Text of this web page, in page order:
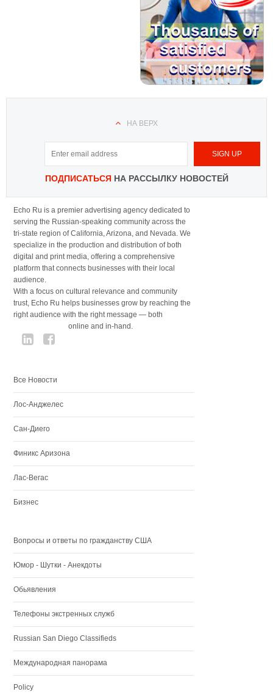
НА ВЕРХ
ПОДПИСАТЬСЯНА РАССЫЛКУ НОВОСТЕЙ
Echo Ru is a premier advertising agency dedicated to
serving the Russian-speaking community across the
tri-state region of California, Arizona, and Nevada. We
specialize in the production and distribution of both
digital and print media, offering a comprehensive
platform that connects businesses with their local
audience.
With a focus on cultural relevance and community
trust, Echo Ru helps businesses grow by reaching the
right audience with the right message — both
online and in-hand.
Все Новости
Лос-Анджелес
Сан-Диего
Финикс Аризона
Лас-Вегас
Бизнес
Вопросы и ответы по гражданству США
Юмор - Шутки - Анекдоты
Обьявления
Телефоны экстренных служб
Russian San Diego Classifieds
Международная панорама
Policy